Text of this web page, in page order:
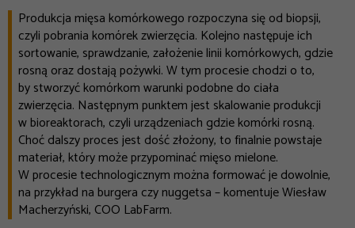
Produkcja mięsa komórkowego rozpoczyna się od biopsji,
czyli pobrania komórek zwierzęcia. Kolejno następuje ich
sortowanie, sprawdzanie, założenie linii komórkowych, gdzie
rosną oraz dostają pożywki. W tym procesie chodzi o to,
by stworzyć komórkom warunki podobne do ciała
zwierzęcia. Następnym punktem jest skalowanie produkcji
w bioreaktorach, czyli urządzeniach gdzie komórki rosną.
Choć dalszy proces jest dość złożony, to finalnie powstaje
materiał, który może przypominać mięso mielone.
W procesie technologicznym można formować je dowolnie,
na przykład na burgera czy nuggetsa– komentuje Wiesław
Macherzyński, COO LabFarm.